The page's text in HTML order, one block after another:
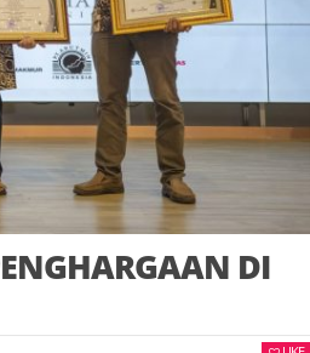
DI